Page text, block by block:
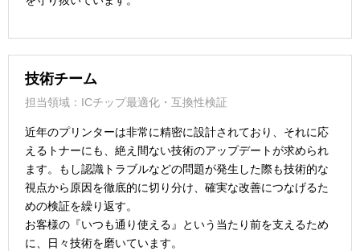
技術チーム
担当領域：ICチップ最適化・互換性検証
近年のプリンターは非常に精密に設計されており、それに応
えるトナーにも、絶え間ない技術のアップデートが求められ
ます。もし認識トラブルなどの問題が発生した際も技術的な
視点から原因を徹底的に切り分け、確実な改善につなげるた
めの検証を繰り返す。
お客様の『いつも通り使える』という当たり前を支えるため
に、日々技術を磨いています。